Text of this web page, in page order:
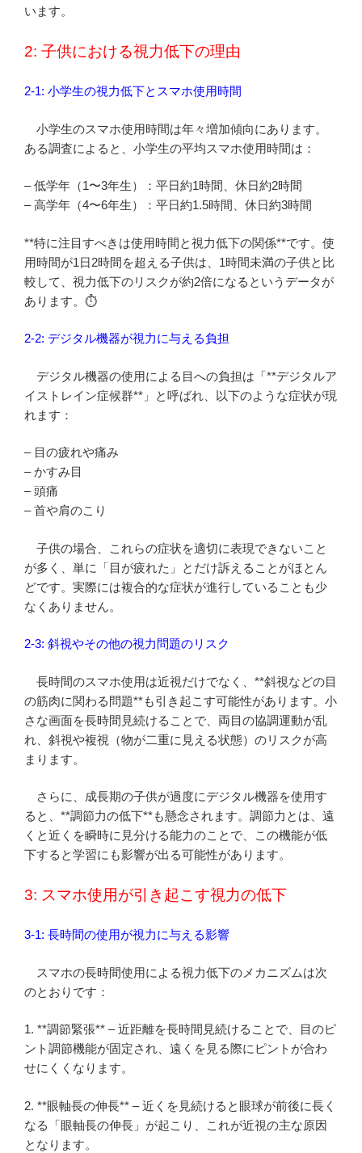
います。
2: 子供における視力低下の理由
2-1: 小学生の視力低下とスマホ使用時間
小学生のスマホ使用時間は年々増加傾向にあります。
ある調査によると、小学生の平均スマホ使用時間は：
– 低学年（1〜3年生）：平日約1時間、休日約2時間
– 高学年（4〜6年生）：平日約1.5時間、休日約3時間
**特に注目すべきは使用時間と視力低下の関係**です。使
用時間が1日2時間を超える子供は、1時間未満の子供と比
較して、視力低下のリスクが約2倍になるというデータが
あります。⏱️
2-2: デジタル機器が視力に与える負担
デジタル機器の使用による目への負担は「**デジタルア
イストレイン症候群**」と呼ばれ、以下のような症状が現
れます：
– 目の疲れや痛み
– かすみ目
– 頭痛
– 首や肩のこり
子供の場合、これらの症状を適切に表現できないこと
が多く、単に「目が疲れた」とだけ訴えることがほとん
どです。実際には複合的な症状が進行していることも少
なくありません。
2-3: 斜視やその他の視力問題のリスク
長時間のスマホ使用は近視だけでなく、**斜視などの目
の筋肉に関わる問題**も引き起こす可能性があります。小
さな画面を長時間見続けることで、両目の協調運動が乱
れ、斜視や複視（物が二重に見える状態）のリスクが高
まります。
さらに、成長期の子供が過度にデジタル機器を使用す
ると、**調節力の低下**も懸念されます。調節力とは、遠
くと近くを瞬時に見分ける能力のことで、この機能が低
下すると学習にも影響が出る可能性があります。
3: スマホ使用が引き起こす視力の低下
3-1: 長時間の使用が視力に与える影響
スマホの長時間使用による視力低下のメカニズムは次
のとおりです：
1. **調節緊張** – 近距離を長時間見続けることで、目のピ
ント調節機能が固定され、遠くを見る際にピントが合わ
せにくくなります。
2. **眼軸長の伸長** – 近くを見続けると眼球が前後に長く
なる「眼軸長の伸長」が起こり、これが近視の主な原因
となります。